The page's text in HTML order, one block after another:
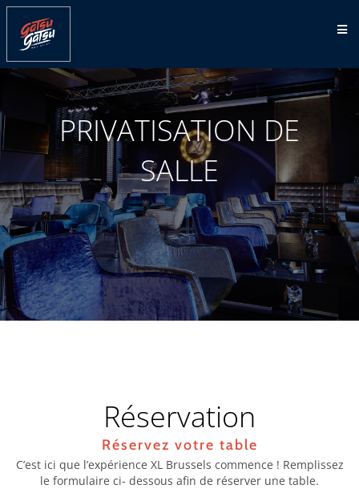
PRIVATISATION DE
SALLE
Réservation
Réservez votre table
C’est ici que l’expérience XL Brussels commence ! Remplissez
le formulaire ci- dessous afin de réserver une table.